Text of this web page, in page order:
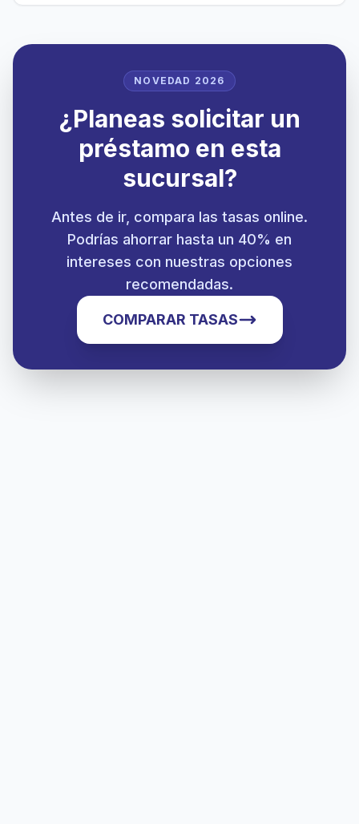
NOVEDAD 2026
¿Planeas solicitar un
préstamo en esta
sucursal?
Antes de ir, compara las tasas online.
Podrías ahorrar hasta un 40% en
intereses con nuestras opciones
recomendadas.
COMPARAR TASAS